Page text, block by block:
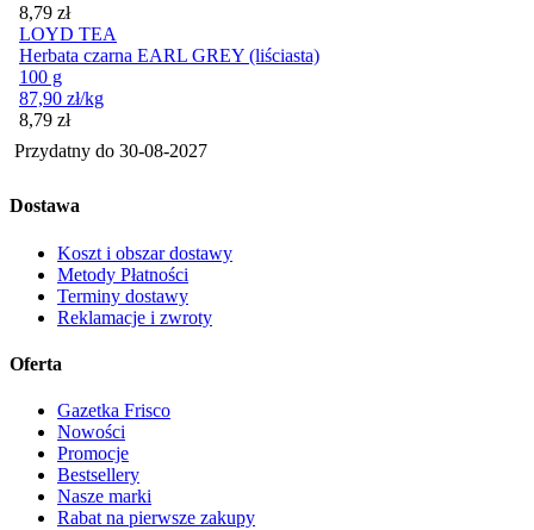
Cena
8,79 zł
LOYD TEA
Herbata czarna EARL GREY (liściasta)
100 g
87,90 zł/kg
Cena
8,79 zł
Przydatny do 30-08-2027
Dostawa
Koszt i obszar dostawy
Metody Płatności
Terminy dostawy
Reklamacje i zwroty
Oferta
Gazetka Frisco
Nowości
Promocje
Bestsellery
Nasze marki
Rabat na pierwsze zakupy